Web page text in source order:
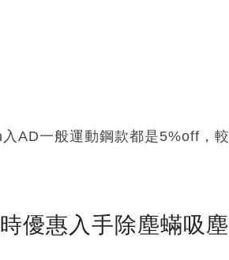
AD一般運動鋼款都是5%off，
優惠入手除塵蟎吸